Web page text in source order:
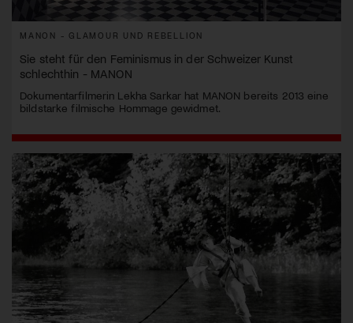
MANON - GLAMOUR UND REBELLION
Sie steht für den Feminismus in der Schweizer Kunst
schlechthin - MANON
Dokumentarfilmerin Lekha Sarkar hat MANON bereits 2013 eine
bildstarke filmische Hommage gewidmet.